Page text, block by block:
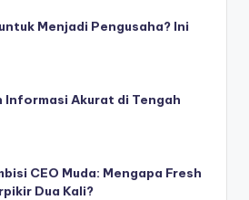
Menjadi Pengusaha? Ini
Informasi Akurat di Tengah
CEO Muda: Mengapa Fresh
Dua Kali?